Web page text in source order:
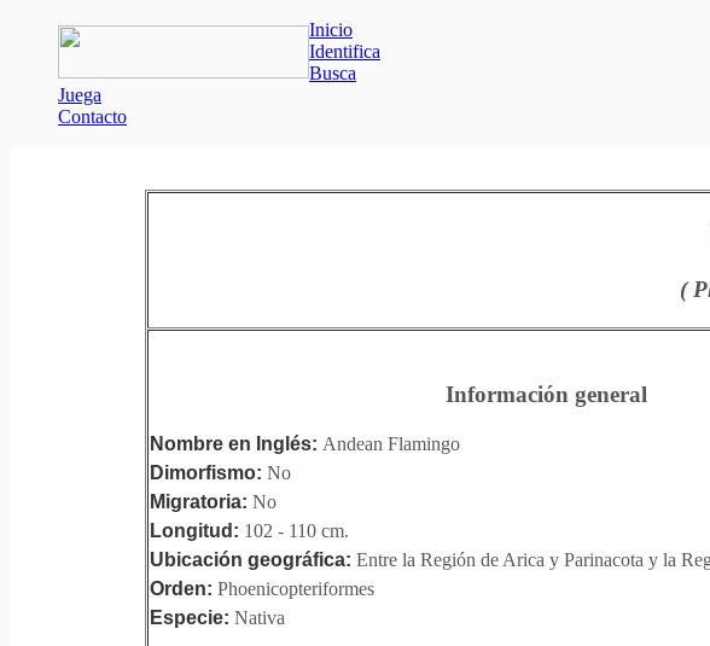
Inicio
Identifica
Busca
Juega
Contacto
(
Información general
Nombre en Inglés: Andean Flamingo
Dimorfismo: No
Migratoria: No
Longitud: 102 - 110 cm.
Ubicación geográfica: Entre la Región de Arica y Parinacota y la
Orden: Phoenicopteriformes
Especie: Nativa